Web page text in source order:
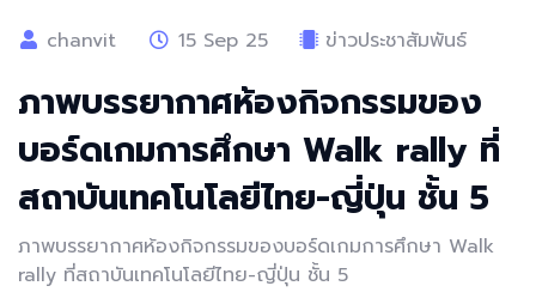
chanvit 15 Sep 25 ข่าวประชาสัมพันธ์
ภาพบรรยากาศห้องกิจกรรมของ
บอร์ดเกมการศึกษา Walk rally ที่
สถาบันเทคโนโลยีไทย-ญี่ปุ่น ชั้น 5
ภาพบรรยากาศห้องกิจกรรมของบอร์ดเกมการศึกษา Walk
rally ที่สถาบันเทคโนโลยีไทย-ญี่ปุ่น ชั้น 5